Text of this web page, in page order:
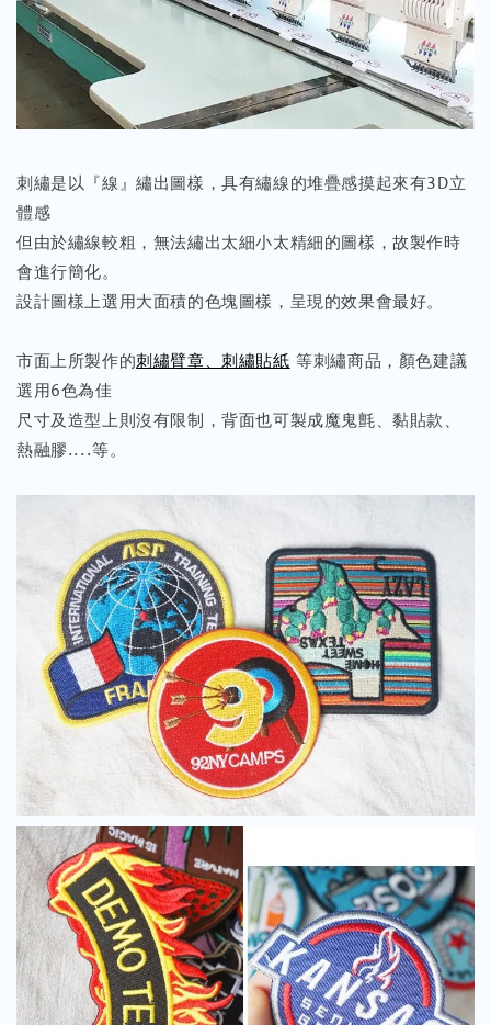
刺繡是以『線』繡出圖樣，具有繡線的堆疊感摸起來有3D立
體感
但由於繡線較粗，無法繡出太細小太精細的圖樣，故製作時
會進行簡化。
設計圖樣上選用大面積的色塊圖樣，呈現的效果會最好。
市面上所製作的刺繡臂章、刺繡貼紙 等刺繡商品，顏色建議
選用6色為佳
尺寸及造型上則沒有限制，背面也可製成魔鬼氈、黏貼款、
熱融膠....等。